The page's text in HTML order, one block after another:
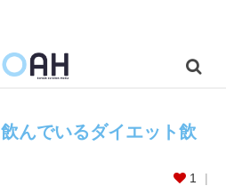
んでいるダイエット飲
1